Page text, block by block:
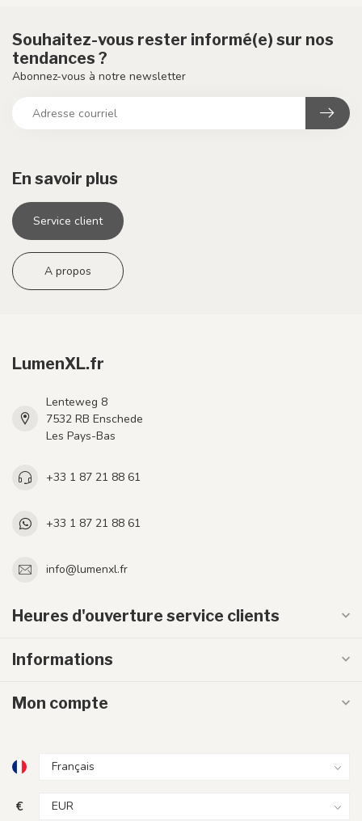
En savoir plus
Service client
A propos
Souhaitez-vous rester informé(e) sur nos
tendances ?
Abonnez-vous à notre newsletter
LumenXL.fr
Lenteweg 8
7532 RB Enschede
Les Pays-Bas
+33 1 87 21 88 61
+33 1 87 21 88 61
info@lumenxl.fr
Heures d'ouverture service clients
Informations
Mon compte
€